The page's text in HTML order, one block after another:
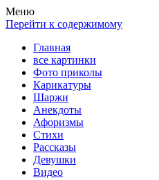
Весела хата — прикольные
клипы!
Покажем всем ваши фото
рассказы, видео и песни!
Меню
Перейти к содержимому
Главная
все картинки
Фото приколы
Карикатуры
Шаржи
Анекдоты
Афоризмы
Стихи
Рассказы
Девушки
Видео